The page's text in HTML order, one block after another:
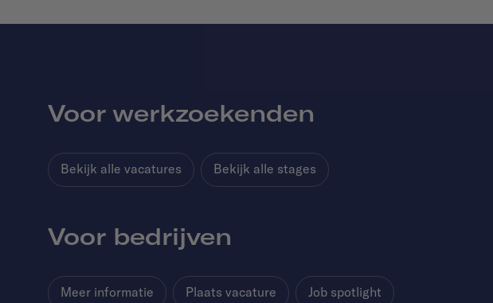
Voor werkzoekenden
Bekijk alle vacatures Bekijk alle stages
Voor bedrijven
Meer informatie Plaats vacature Job spotlight